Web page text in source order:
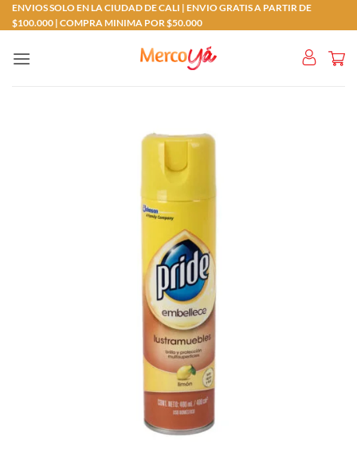
Saltar
al
ENVIOS SOLO EN LA CIUDAD DE CALI | ENVIO GRATIS A PARTIR DE
$100.000 | COMPRA MINIMA POR $50.000